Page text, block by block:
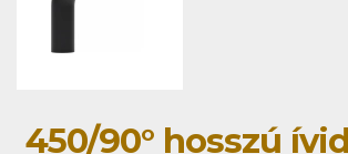
450/90° hosszú